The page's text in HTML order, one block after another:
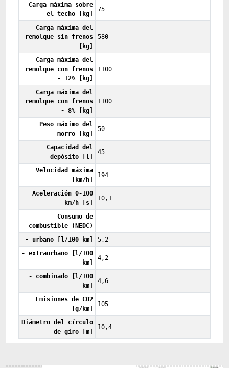
Carga máxima sobre
el techo [kg]
75
Carga máxima del
remolque sin frenos
[kg]
580
Carga máxima del
remolque con frenos
- 12% [kg]
1100
Carga máxima del
remolque con frenos
- 8% [kg]
1100
Peso máximo del
morro [kg]
50
Capacidad del
depósito [l]
45
Velocidad máxima
[km/h]
194
Aceleración 0-100
km/h [s]
10,1
Consumo de
combustible (NEDC)
- urbano [l/100 km]
5,2
- extraurbano [l/100
km]
4,2
- combinado [l/100
km]
4,6
Emisiones de CO2
[g/km]
105
Diámetro del círculo
de giro [m]
10,4